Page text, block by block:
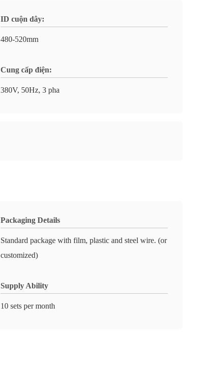
ID cuộn dây:
480-520mm
Cung cấp điện:
380V, 50Hz, 3 pha
Packaging Details
Standard package with film, plastic and steel wire. (or
customized)
Supply Ability
10 sets per month